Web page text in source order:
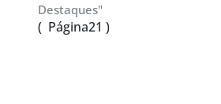
Destaques"
( Página21 )